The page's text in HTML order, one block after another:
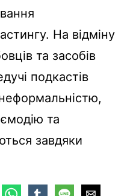
На відміну
та засобів
подкастів
та
завдяки